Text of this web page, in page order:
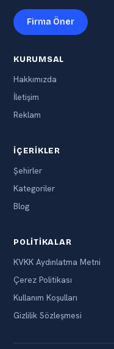
Firma Öner
KURUMSAL
Hakkımızda
İletişim
Reklam
İÇERIKLER
Şehirler
Kategoriler
Blog
POLITIKALAR
KVKK Aydınlatma Metni
Çerez Politikası
Kullanım Koşulları
Gizlilik Sözleşmesi